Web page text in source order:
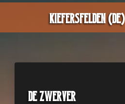
dates.
Kiefersfelden (DE)
De zwerver